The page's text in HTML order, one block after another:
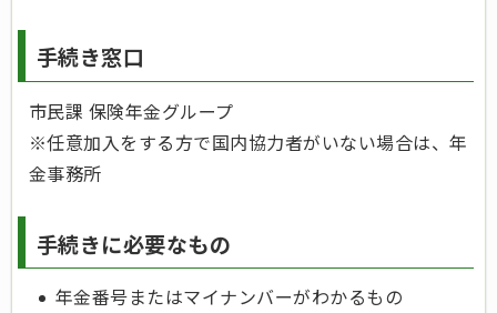
手続き窓口
市民課 保険年金グループ
※任意加入をする方で国内協力者がいない場合は、年
金事務所
手続きに必要なもの
年金番号またはマイナンバーがわかるもの